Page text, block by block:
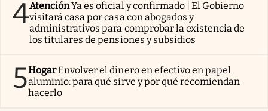
4AtenciónYa es oficial y confirmado | El Gobierno
visitará casa por casa con abogados y
administrativos para comprobar la existencia de
los titulares de pensiones y subsidios
5HogarEnvolver el dinero en efectivo en papel
aluminio: para qué sirve y por qué recomiendan
hacerlo